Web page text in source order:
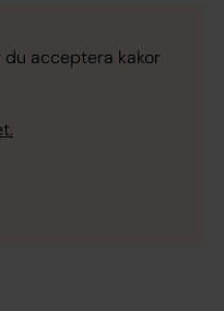
acceptera kakor